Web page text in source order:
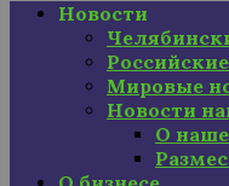
Новости
Мировые
Новости
О